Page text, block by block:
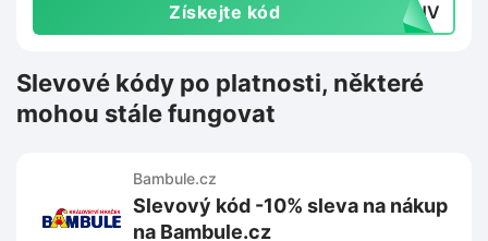
Získejte kód N2HV
Slevové kódy po platnosti, některé
mohou stále fungovat
Bambule.cz
Slevový kód -10% sleva na nákup
na Bambule.cz